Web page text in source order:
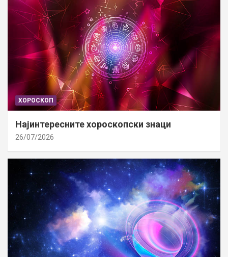
ХОРОСКОП
Најинтересните хороскопски знаци
26/07/2026